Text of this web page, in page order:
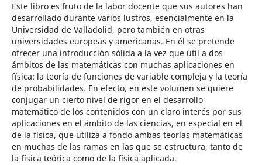
Este libro es fruto de la labor docente que sus autores han
desarrollado durante varios lustros, esencialmente en la
Universidad de Valladolid, pero también en otras
universidades europeas y americanas. En él se pretende
ofrecer una introducción sólida a la vez que útil a dos
ámbitos de las matemáticas con muchas aplicaciones en
física: la teoría de funciones de variable compleja y la teoría
de probabilidades. En efecto, en este volumen se quiere
conjugar un cierto nivel de rigor en el desarrollo
matemático de los contenidos con un claro interés por sus
aplicaciones en el ámbito de las ciencias, en especial en el
de la física, que utiliza a fondo ambas teorías matemáticas
en muchas de las ramas en las que se estructura, tanto de
la física teórica como de la física aplicada.